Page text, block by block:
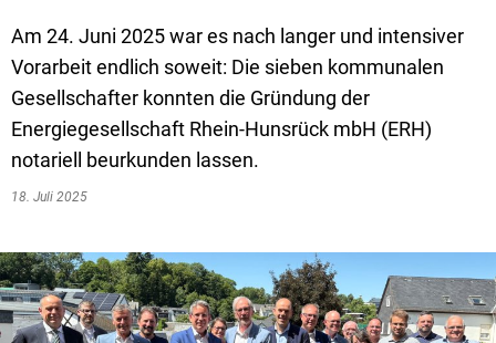
Livestream Sitzungen auf Youtube
Wahlergebnisse
Baugrundstücke
Straßenausbaupläne
Wiederkehrende Straßenausbaubeiträge
Grundsteuerreform
Haushaltsplan
Schutzhütten
Vereine und
Am 24. Juni 2025 war es nach langer und intensiver
Vorarbeit endlich soweit: Die sieben kommunalen
Gesellschafter konnten die Gründung der
Energiegesellschaft Rhein-Hunsrück mbH (ERH)
notariell beurkunden lassen.
18. Juli 2025